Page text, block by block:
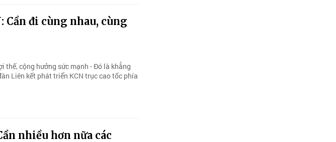
Cần đi cùng nhau, cùng
thế, cộng hưởng sức mạnh - Đó là khẳng
Liên kết phát triển KCN trục cao tốc phía
nhiều hơn nữa các